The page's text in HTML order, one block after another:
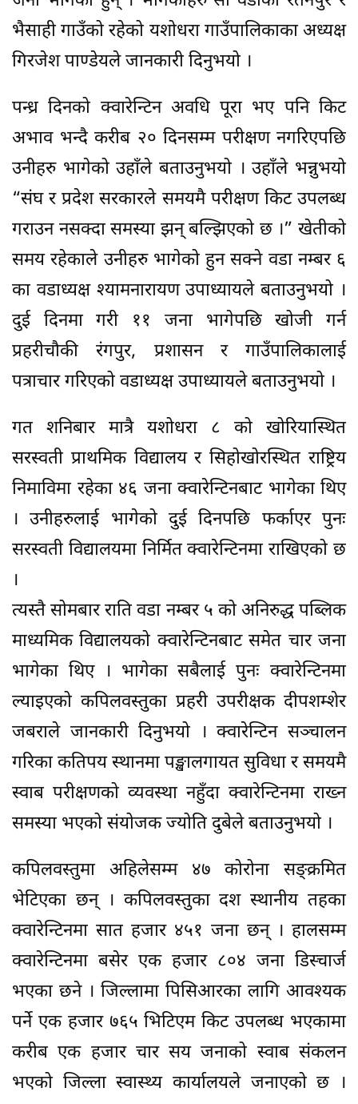
भैसाही गाउँको रहेको यशोधरा गाउँपालिकाका अध्यक्ष
गिरजेश पाण्डेयले जानकारी दिनुभयो ।
पन्ध्र दिनको क्वारेन्टिन अवधि पूरा भए पनि किट
अभाव भन्दै करीब २० दिनसम्म परीक्षण नगरिएपछि
उनीहरु भागेको उहाँले बताउनुभयो । उहाँले भन्नुभयो
“संघ र प्रदेश सरकारले समयमै परीक्षण किट उपलब्ध
गराउन नसक्दा समस्या झन् बल्झिएको छ ।” खेतीको
समय रहेकाले उनीहरु भागेको हुन सक्ने वडा नम्बर ६
का वडाध्यक्ष श्यामनारायण उपाध्यायले बताउनुभयो ।
दुई दिनमा गरी ११ जना भागेपछि खोजी गर्न
प्रहरीचौकी रंगपुर, प्रशासन र गाउँपालिकालाई
पत्राचार गरिएको वडाध्यक्ष उपाध्यायले बताउनुभयो ।
गत शनिबार मात्रै यशोधरा ८ को खोरियास्थित
सरस्वती प्राथमिक विद्यालय र सिहोखोरस्थित राष्ट्रिय
निमाविमा रहेका ४६ जना क्वारेन्टिनबाट भागेका थिए
। उनीहरुलाई भागेको दुई दिनपछि फर्काएर पुनः
सरस्वती विद्यालयमा निर्मित क्वारेन्टिनमा राखिएको छ
।
त्यस्तै सोमबार राति वडा नम्बर ५ को अनिरुद्ध पब्लिक
माध्यमिक विद्यालयको क्वारेन्टिनबाट समेत चार जना
भागेका थिए । भागेका सबैलाई पुनः क्वारेन्टिनमा
ल्याइएको कपिलवस्तुका प्रहरी उपरीक्षक दीपशम्शेर
जबराले जानकारी दिनुभयो । क्वारेन्टिन सञ्चालन
गरिका कतिपय स्थानमा पङ्खालगायत सुविधा र समयमै
स्वाब परीक्षणको व्यवस्था नहुँदा क्वारेन्टिनमा राख्न
समस्या भएको संयोजक ज्योति दुबेले बताउनुभयो ।
कपिलवस्तुमा अहिलेसम्म ४७ कोरोना सङ्क्रमित
भेटिएका छन् । कपिलवस्तुका दश स्थानीय तहका
क्वारेन्टिनमा सात हजार ४५१ जना छन् । हालसम्म
क्वारेन्टिनमा बसेर एक हजार ८०४ जना डिस्चार्ज
भएका छने । जिल्लामा पिसिआरका लागि आवश्यक
पर्ने एक हजार ७६५ भिटिएम किट उपलब्ध भएकामा
करीब एक हजार चार सय जनाको स्वाब संकलन
भएको जिल्ला स्वास्थ्य कार्यालयले जनाएको छ ।